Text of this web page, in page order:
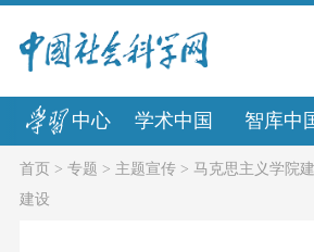
中心 学术中国 智库中
首页> 专题 > 主题宣传> 马克思主义学院
建设